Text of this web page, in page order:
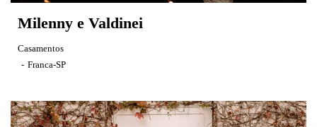
Milenny e Valdinei
Casamentos
Franca-SP